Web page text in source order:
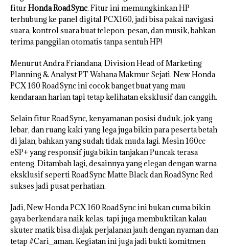
fiturHonda RoadSync. Fitur ini memungkinkan HP
terhubung ke panel digital PCX160, jadi bisa pakai navigasi
suara, kontrol suara buat telepon, pesan, dan musik, bahkan
terima panggilan otomatis tanpa sentuh HP!
Menurut Andra Friandana, Division Head of Marketing
Planning & Analyst PT Wahana Makmur Sejati, New Honda
PCX 160 RoadSync ini cocok banget buat yang mau
kendaraan harian tapi tetap kelihatan eksklusif dan canggih.
Selain fitur RoadSync, kenyamanan posisi duduk, jok yang
lebar, dan ruang kaki yang lega juga bikin para peserta betah
di jalan, bahkan yang sudah tidak muda lagi. Mesin 160cc
eSP+ yang responsif juga bikin tanjakan Puncak terasa
enteng. Ditambah lagi, desainnya yang elegan dengan warna
eksklusif seperti RoadSync Matte Black dan RoadSync Red
sukses jadi pusat perhatian.
Jadi, New Honda PCX 160 RoadSync ini bukan cuma bikin
gaya berkendara naik kelas, tapi juga membuktikan kalau
skuter matik bisa diajak perjalanan jauh dengan nyaman dan
tetap #Cari_aman. Kegiatan ini juga jadi bukti komitmen